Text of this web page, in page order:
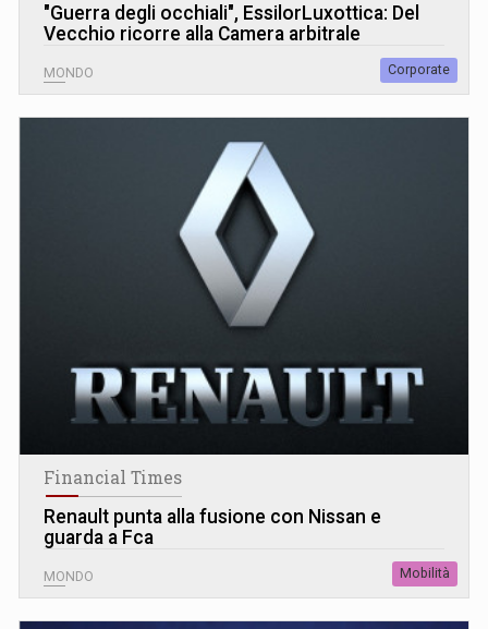
"Guerra degli occhiali", EssilorLuxottica: Del
Vecchio ricorre alla Camera arbitrale
MONDO Corporate
Financial Times
Renault punta alla fusione con Nissan e
guarda a Fca
MONDO Mobilità